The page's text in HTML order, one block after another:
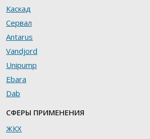
Каскад
Сервал
Antarus
Vandjord
Unipump
Ebara
Dab
СФЕРЫ ПРИМЕНЕНИЯ
ЖКХ